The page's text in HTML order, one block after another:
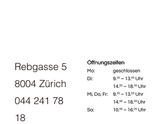
Rebgasse 5
8004 Zürich
044 241 78
18